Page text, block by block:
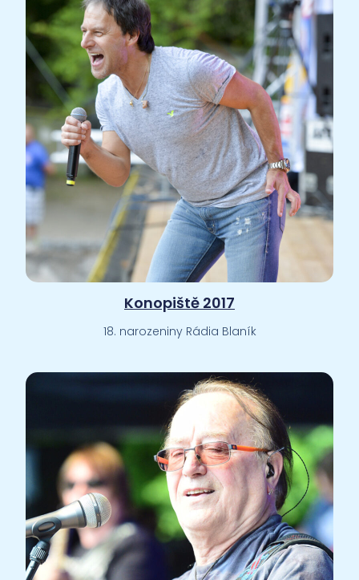
Konopiště 2017
18. narozeniny Rádia Blaník